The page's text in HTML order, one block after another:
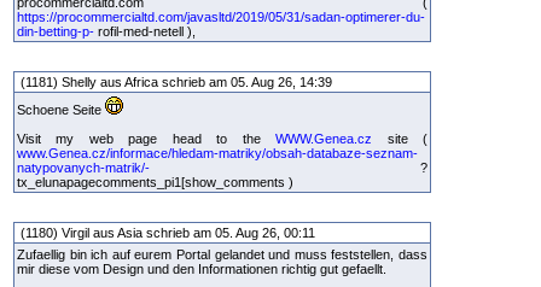
https://procommercialtd.com/javasltd/2019/05/31/sadan-optimerer-du-
din-betting-p- rofil-med-netell ),
(1181) Shelly aus Africa schrieb am 05. Aug 26, 14:39
Schoene Seite
Visit my web page head to theWWW.Genea.cz site (
www.Genea.cz/informace/hledam-matriky/obsah-databaze-seznam-
natypovanych-matrik/- ?
tx_elunapagecomments_pi1[show_comments )
(1180) Virgil aus Asia schrieb am 05. Aug 26, 00:11
Zufaellig bin ich auf eurem Portal gelandet und muss feststellen, dass
mir diese vom Design und den Informationen richtig gut gefaellt.